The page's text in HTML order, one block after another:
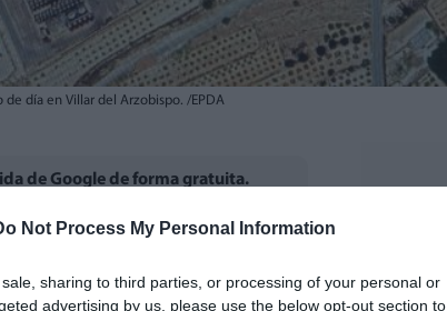
Not Process My Personal Information
sharing to third parties, or processing of your personal or
advertising by us, please use the below opt-out section to
día en Villar del Arzobispo. /EPDA
de Google de forma gratuita.
a impulsar laconstrucción de